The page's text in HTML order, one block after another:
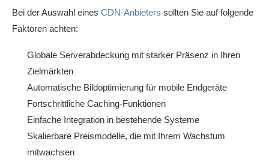
Bei der Auswahl eines CDN-Anbieters sollten Sie auf folgende
Faktoren achten:
Globale Serverabdeckung mit starker Präsenz in Ihren
Zielmärkten
Automatische Bildoptimierung für mobile Endgeräte
Fortschrittliche Caching-Funktionen
Einfache Integration in bestehende Systeme
Skalierbare Preismodelle, die mit Ihrem Wachstum
mitwachsen